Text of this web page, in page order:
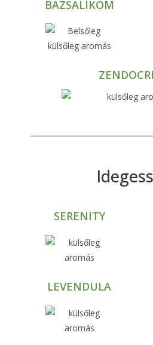
BAZSALIKOM
SERENITY
LEVENDULA